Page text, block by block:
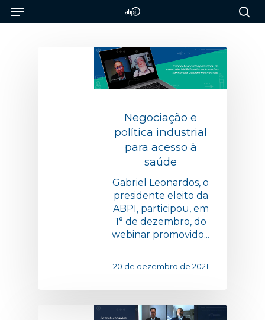
SkipMenu
Negociação e
política industrial
para acesso à
saúde
Gabriel Leonardos, o
presidente eleito da
ABPI, participou, em
1° de dezembro, do
webinar promovido...
20 de dezembro de 2021